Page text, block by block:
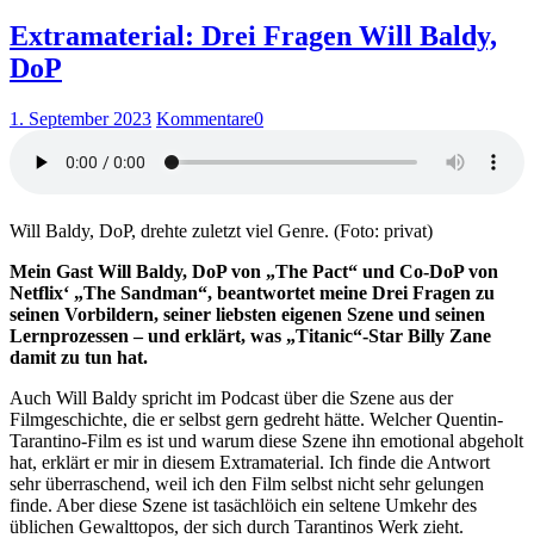
Extramaterial: Drei Fragen Will Baldy,
DoP
1. September 2023 Kommentare0
Will Baldy, DoP, drehte zuletzt viel Genre. (Foto: privat)
Mein Gast Will Baldy, DoP von „The Pact“ und Co-DoP von
Netflix‘ „The Sandman“, beantwortet meine Drei Fragen zu
seinen Vorbildern, seiner liebsten eigenen Szene und seinen
Lernprozessen – und erklärt, was „Titanic“-Star Billy Zane
damit zu tun hat.
Auch Will Baldy spricht im Podcast über die Szene aus der
Filmgeschichte, die er selbst gern gedreht hätte. Welcher Quentin-
Tarantino-Film es ist und warum diese Szene ihn emotional abgeholt
hat, erklärt er mir in diesem Extramaterial. Ich finde die Antwort
sehr überraschend, weil ich den Film selbst nicht sehr gelungen
finde. Aber diese Szene ist tasächlöich ein seltene Umkehr des
üblichen Gewalttopos, der sich durch Tarantinos Werk zieht.